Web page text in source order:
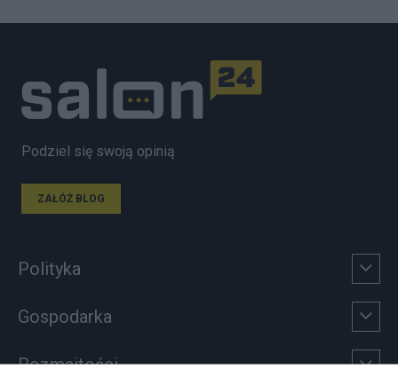
Podziel się swoją opinią
ZAŁÓŻ BLOG
Polityka
Gospodarka
Rozmaitości